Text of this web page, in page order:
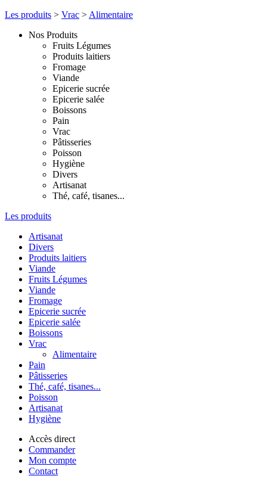
Les produits > Vrac > Alimentaire
Nos Produits
Fruits Légumes
Produits laitiers
Fromage
Viande
Epicerie sucrée
Epicerie salée
Boissons
Pain
Vrac
Pâtisseries
Poisson
Hygiène
Divers
Artisanat
Thé, café, tisanes...
Les produits
Artisanat
Divers
Produits laitiers
Viande
Fruits Légumes
Viande
Fromage
Epicerie sucrée
Epicerie salée
Boissons
Vrac
Alimentaire
Pain
Pâtisseries
Thé, café, tisanes...
Poisson
Artisanat
Hygiène
Accès direct
Commander
Mon compte
Contact